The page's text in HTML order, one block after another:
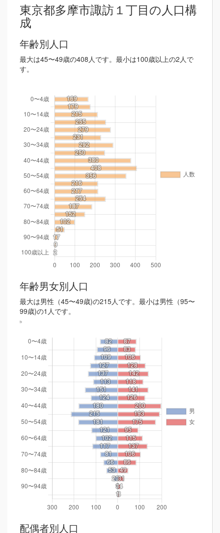
東京都多摩市諏訪１丁目の人口構
成
年齢別人口
最大は45〜49歳の408人です。最小は100歳以上の2人で
す。
年齢男女別人口
最大は男性（45〜49歳)の215人です。最小は男性（95〜
99歳)の1人です。
配偶者別人口